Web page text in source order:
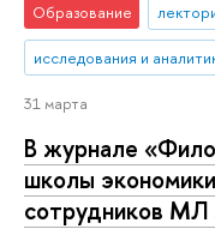
Образование
исследования и
31 марта
В журнале
школы
сотрудников